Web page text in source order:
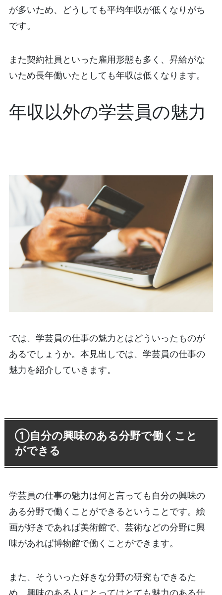
が多いため、どうしても平均年収が低くなりがち
です。
また契約社員といった雇用形態も多く、昇給がな
いため長年働いたとしても年収は低くなります。
年収以外の学芸員の魅力
では、学芸員の仕事の魅力とはどういったものが
あるでしょうか。本見出しでは、学芸員の仕事の
魅力を紹介していきます。
①自分の興味のある分野で働くこと
ができる
学芸員の仕事の魅力は何と言っても自分の興味の
ある分野で働くことができるということです。絵
画が好きであれば美術館で、芸術などの分野に興
味があれば博物館で働くことができます。
また、そういった好きな分野の研究もできるた
め、興味のある人にとってはとても魅力のある仕